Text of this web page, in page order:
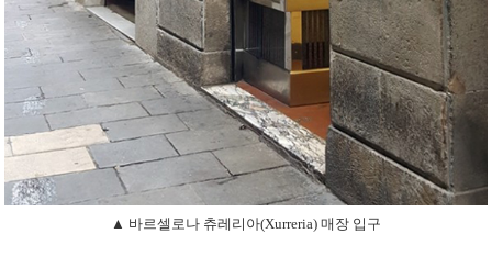
▲ 바르셀로나 츄레리아(Xurreria) 매장 입구